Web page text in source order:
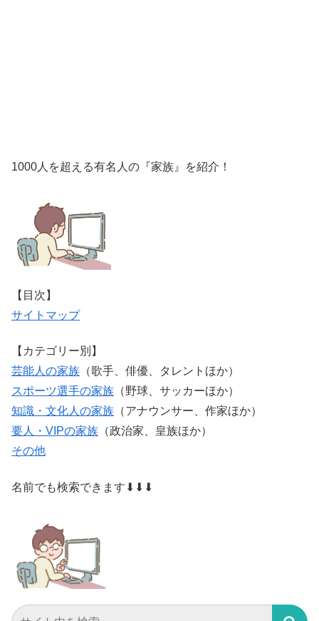
1000人を超える有名人の『家族』を紹介！
【目次】
サイトマップ
【カテゴリー別】
芸能人の家族 （歌手、俳優、タレントほか）
スポーツ選手の家族 （野球、サッカーほか）
知識・文化人の家族 （アナウンサー、作家ほか）
要人・VIPの家族 （政治家、皇族ほか）
その他
名前でも検索できます⬇⬇⬇